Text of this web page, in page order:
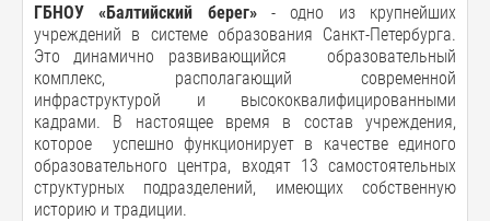
ГБНОУ «Балтийский берег»- одно из крупнейших
учреждений в системе образования Санкт-Петербурга.
Это динамично развивающийся образовательный
комплекс, располагающий современной
инфраструктурой и высококвалифицированными
кадрами. В настоящее время в состав учреждения,
которое успешно функционирует в качестве единого
образовательного центра, входят 13 самостоятельных
структурных подразделений, имеющих собственную
историю и традиции.